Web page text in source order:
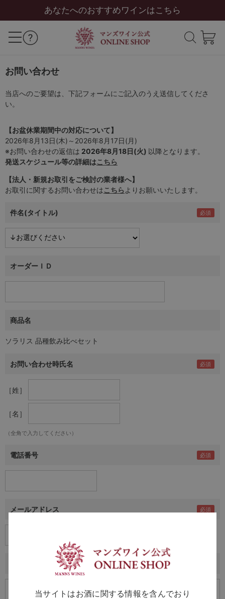
あなたへのおすすめワインはこちら
お問い合わせ
当店へのご要望は、下記フォームにご記入のうえ送信してくださ
い。
【お盆休業期間中の対応について】
2026年8月13日(木)～2026年8月17日(月)
※お問い合わせの返信は 2026年8月18日(火) 以降となります。
発送スケジュール等の詳細はこちら
【法人・新規お取引をご検討の業者様へ】
お取引に関するお問い合わせはこちらよりお願いいたします。
件名(タイトル)
オーダーＩＤ
商品名
ソラリス 品種飲み比べセット
お問い合わせ時氏名
［姓］
［名］
（全角で入力してください）
電話番号
メールアドレス
当サイトはお酒に関する情報を含んでおり